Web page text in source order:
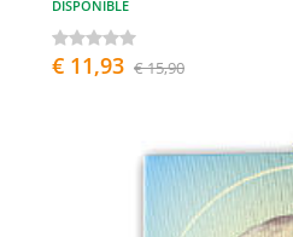
DISPONIBLE
€ 11,93 € 15,90